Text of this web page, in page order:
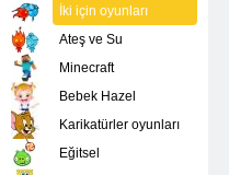
İki için oyunları
Ateş ve Su
Minecraft
Bebek Hazel
Karikatürler oyunları
Eğitsel